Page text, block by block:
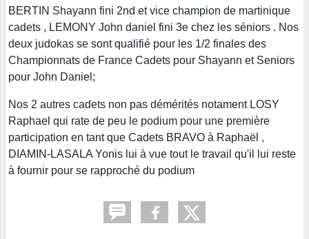
BERTIN Shayann fini 2nd et vice champion de martinique
cadets , LEMONY John daniel fini 3e chez les séniors . Nos
deux judokas se sont qualifié pour les 1/2 finales des
Championnats de France Cadets pour Shayann et Seniors
pour John Daniel;
Nos 2 autres cadets non pas démérités notament LOSY
Raphael qui rate de peu le podium pour une première
participation en tant que Cadets BRAVO à Raphaël ,
DIAMIN-LASALA Yonis lui à vue tout le travail qu'il lui reste
à fournir pour se rapproché du podium